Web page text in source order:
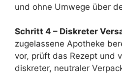
und ohne Umwege über
Schritt 4 – Diskreter
zugelassene Apotheke
vor, prüft das Rezept und
diskreter, neutraler